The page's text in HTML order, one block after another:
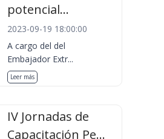
potencial...
2023-09-19 18:00:00
A cargo del del
Embajador Extr...
Leer más
IV Jornadas de
Capacitación Pe...